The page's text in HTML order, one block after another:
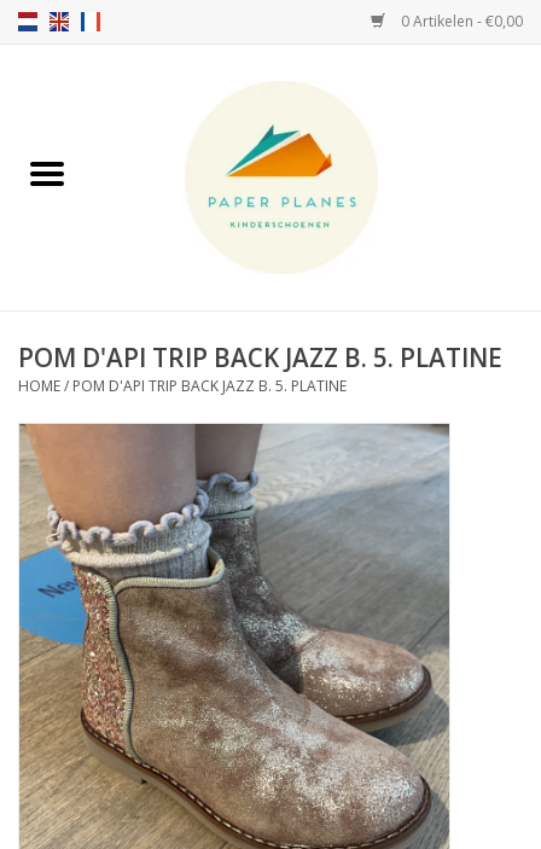
0 Artikelen - €0,00
FW26-27
HELLO HOSSY petten
SALTIES
JEUNE PREMIER
SOFTSOLES
ACCESSOIRES
Cadeaubonnen
METEN IS WETEN!
POM D'API TRIP BACK JAZZ B. 5. PLATINE
HOME/ POM D'API TRIP BACK JAZZ B. 5. PLATINE